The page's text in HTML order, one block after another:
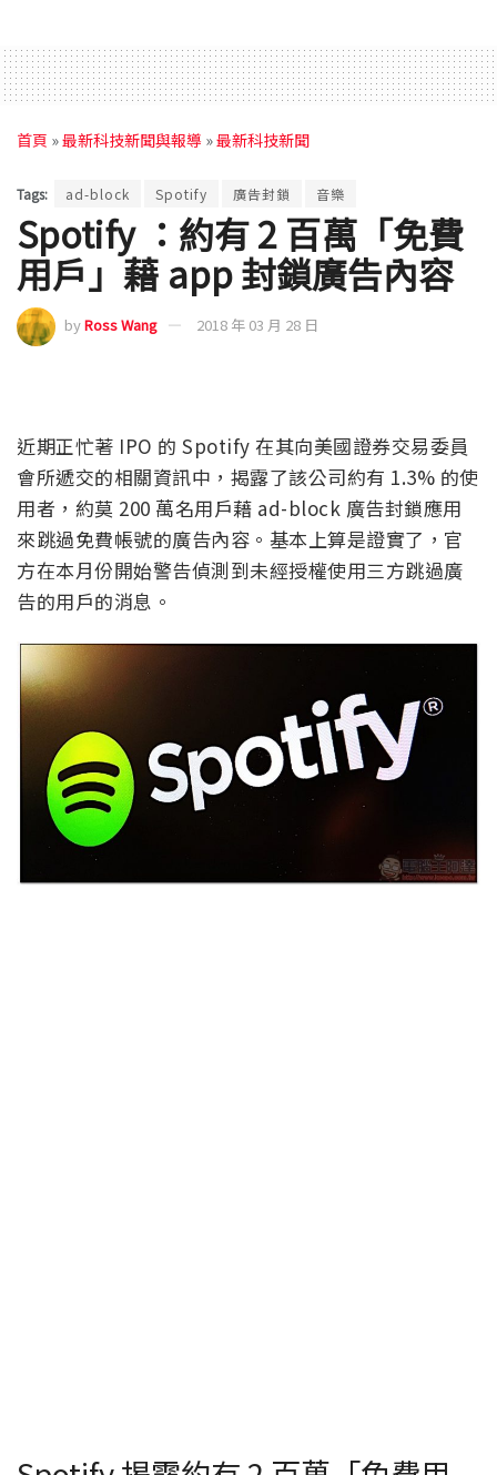
首頁 »最新科技新聞與報導 »最新科技新聞
Tags: ad-block Spotify 廣告封鎖 音樂
Spotify ：約有 2 百萬「免費
用戶」藉 app 封鎖廣告內容
byRoss Wang 2018 年 03 月 28 日
近期正忙著 IPO 的 Spotify 在其向美國證券交易委員
會所遞交的相關資訊中，揭露了該公司約有 1.3% 的使
用者，約莫 200 萬名用戶藉 ad-block 廣告封鎖應用
來跳過免費帳號的廣告內容。基本上算是證實了，官
方在本月份開始警告偵測到未經授權使用三方跳過廣
告的用戶的消息。